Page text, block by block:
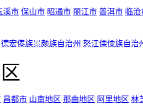
溪市 保山市 昭通市 丽江市 普洱市 临
德宏傣族景颇族自治州 怒江傈僳族自治
昌都市 山南地区 那曲地区 阿里地区 林